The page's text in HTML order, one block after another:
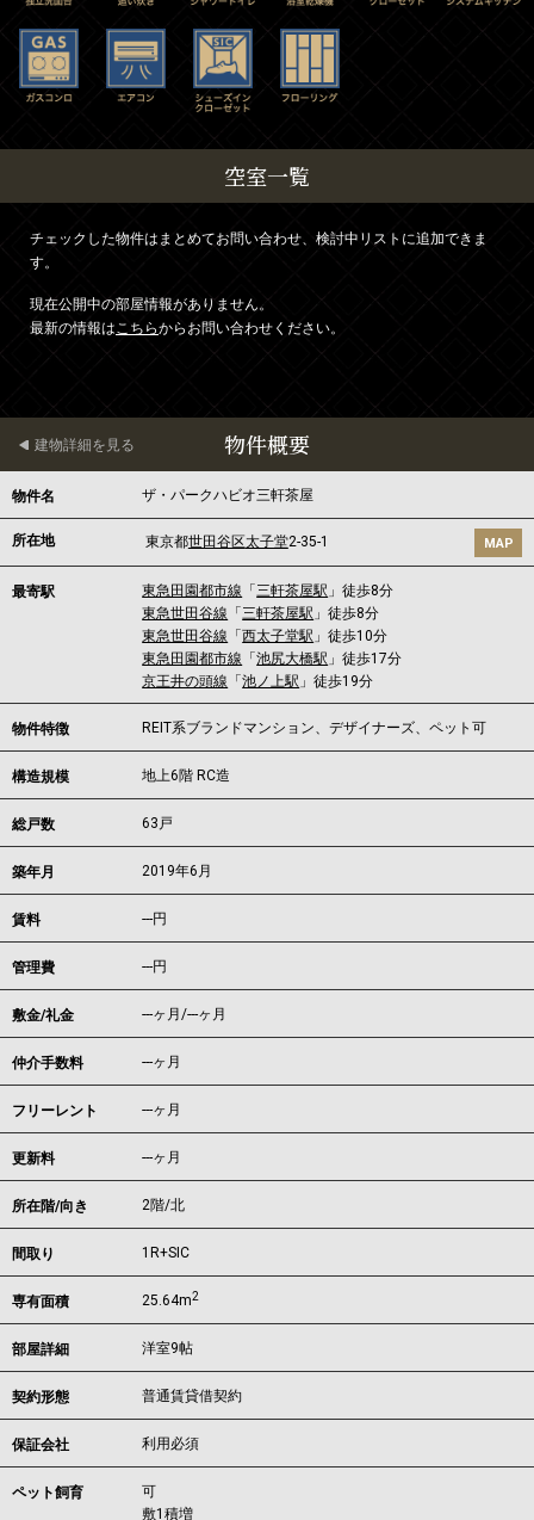
空室一覧
チェックした物件はまとめてお問い合わせ、検討中リストに追加できま
す。
現在公開中の部屋情報がありません。
最新の情報はこちらからお問い合わせください。
物件概要
建物詳細を見る
物件名 ザ・パークハビオ三軒茶屋
所在地 東京都世田谷区太子堂2-35-1 MAP
最寄駅 東急田園都市線 「三軒茶屋駅 」徒歩8分
東急世田谷線 「三軒茶屋駅 」徒歩8分
東急世田谷線 「西太子堂駅 」徒歩10分
東急田園都市線 「池尻大橋駅 」徒歩17分
京王井の頭線 「池ノ上駅 」徒歩19分
物件特徴 REIT系ブランドマンション、デザイナーズ、ペット可
構造規模 地上6階 RC造
総戸数 63戸
築年月 2019年6月
賃料 ---円
管理費 ---円
敷金/礼金 ---ヶ月/---ヶ月
仲介手数料 ---ヶ月
フリーレント ---ヶ月
更新料 ---ヶ月
所在階/向き 2階/北
間取り 1R+SIC
専有面積 25.64m2
部屋詳細 洋室9帖
契約形態 普通賃貸借契約
保証会社 利用必須
ペット飼育
可
敷1積増